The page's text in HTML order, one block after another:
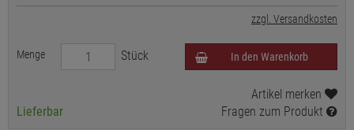
zzgl. Versandkosten
Menge Stück In den Warenkorb
Lieferbar
Artikel merken
Fragen zum Produkt